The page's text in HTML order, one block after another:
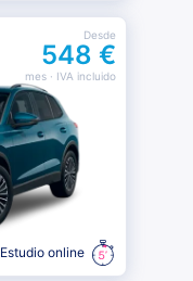
Desde
548 €
mes· IVA incluido
Estudio online